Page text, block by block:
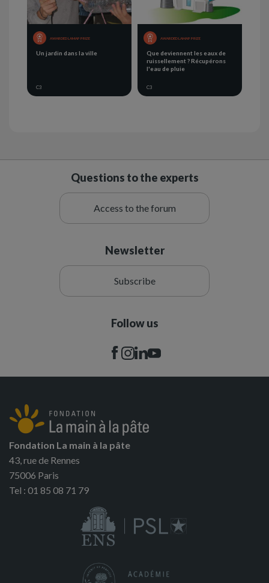
AWARDED LAMAP PRIZE
Un jardin dans la ville
C3
AWARDED LAMAP PRIZE
Que deviennent les eaux de
ruissellement ? Récupérons
l'eau de pluie
C3
Questions to the experts
Access to the forum
Newsletter
Subscribe
Follow us
Fondation La main à la pâte
43, rue de Rennes
75006 Paris
Tel : 01 85 08 71 79